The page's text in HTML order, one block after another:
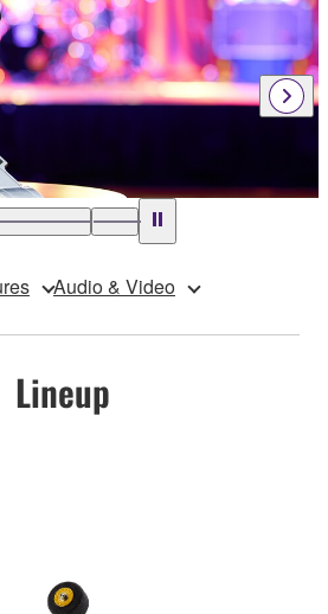
Audio & Video
Lineup